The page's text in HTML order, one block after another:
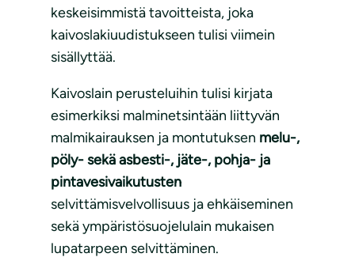
keskeisimmistä tavoitteista, joka
kaivoslakiuudistukseen tulisi viimein
sisällyttää.
Kaivoslain perusteluihin tulisi kirjata
esimerkiksi malminetsintään liittyvän
malmikairauksen ja montutuksen melu-,
pöly- sekä asbesti-, jäte-, pohja- ja
pintavesivaikutusten
selvittämisvelvollisuus ja ehkäiseminen
sekä ympäristösuojelulain mukaisen
lupatarpeen selvittäminen.